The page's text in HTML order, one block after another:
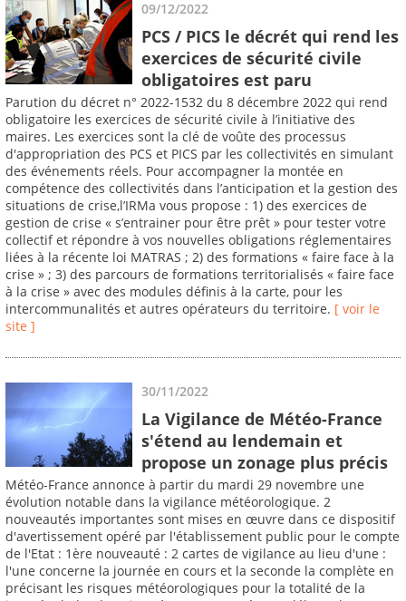
09/12/2022
PCS / PICS le décrét qui rend les
exercices de sécurité civile
obligatoires est paru
Parution du décret n° 2022-1532 du 8 décembre 2022 qui rend
obligatoire les exercices de sécurité civile à l’initiative des
maires. Les exercices sont la clé de voûte des processus
d'appropriation des PCS et PICS par les collectivités en simulant
des événements réels. Pour accompagner la montée en
compétence des collectivités dans l’anticipation et la gestion des
situations de crise,l’IRMa vous propose : 1) des exercices de
gestion de crise « s’entrainer pour être prêt » pour tester votre
collectif et répondre à vos nouvelles obligations réglementaires
liées à la récente loi MATRAS ; 2) des formations « faire face à la
crise » ; 3) des parcours de formations territorialisés « faire face
à la crise » avec des modules définis à la carte, pour les
intercommunalités et autres opérateurs du territoire. [ voir le
site ]
30/11/2022
La Vigilance de Météo-France
s'étend au lendemain et
propose un zonage plus précis
Météo-France annonce à partir du mardi 29 novembre une
évolution notable dans la vigilance météorologique. 2
nouveautés importantes sont mises en œuvre dans ce dispositif
d'avertissement opéré par l'établissement public pour le compte
de l'Etat : 1ère nouveauté : 2 cartes de vigilance au lieu d'une :
l'une concerne la journée en cours et la seconde la complète en
précisant les risques météorologiques pour la totalité de la